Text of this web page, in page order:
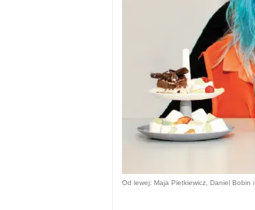
Od lewej: Maja Pietkiewicz, Daniel Bobin i